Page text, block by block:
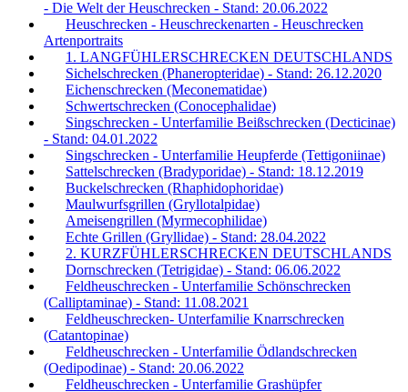
- Die Welt der Heuschrecken - Stand: 20.06.2022
Heuschrecken - Heuschreckenarten - Heuschrecken
Artenportraits
1. LANGFÜHLERSCHRECKEN DEUTSCHLANDS
Sichelschrecken (Phaneropteridae) - Stand: 26.12.2020
Eichenschrecken (Meconematidae)
Schwertschrecken (Conocephalidae)
Singschrecken - Unterfamilie Beißschrecken (Decticinae)
- Stand: 04.01.2022
Singschrecken - Unterfamilie Heupferde (Tettigoniinae)
Sattelschrecken (Bradyporidae) - Stand: 18.12.2019
Buckelschrecken (Rhaphidophoridae)
Maulwurfsgrillen (Gryllotalpidae)
Ameisengrillen (Myrmecophilidae)
Echte Grillen (Gryllidae) - Stand: 28.04.2022
2. KURZFÜHLERSCHRECKEN DEUTSCHLANDS
Dornschrecken (Tetrigidae) - Stand: 06.06.2022
Feldheuschrecken - Unterfamilie Schönschrecken
(Calliptaminae) - Stand: 11.08.2021
Feldheuschrecken- Unterfamilie Knarrschrecken
(Catantopinae)
Feldheuschrecken - Unterfamilie Ödlandschrecken
(Oedipodinae) - Stand: 20.06.2022
Feldheuschrecken - Unterfamilie Grashüpfer